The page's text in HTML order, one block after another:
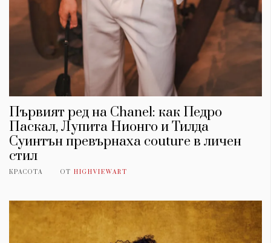
Първият ред на Chanel: как Педро
Паскал, Лупита Нионго и Тилда
Суинтън превърнаха couture в личен
стил
КРАСОТА ОТ HIGHVIEWART